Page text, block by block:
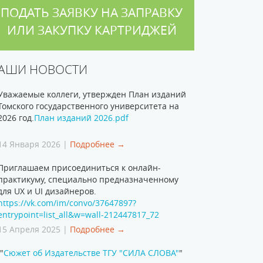
ПОДАТЬ ЗАЯВКУ НА ЗАПРАВКУ
ИЛИ ЗАКУПКУ КАРТРИДЖЕЙ
НОВОСТИ
коллеги, утвержден План изданий
государственного университета на
год.План изданий 2026.pdf
Января 2026 | Подробнее →
присоединиться к онлайн-
специально предназначенному
UX и UI дизайнеров.
vk.com/im/convo/37647897?
212447817_72
Апреля 2025 | Подробнее →
Сюжет об Издательстве ТГУ "СИЛА СЛОВА""